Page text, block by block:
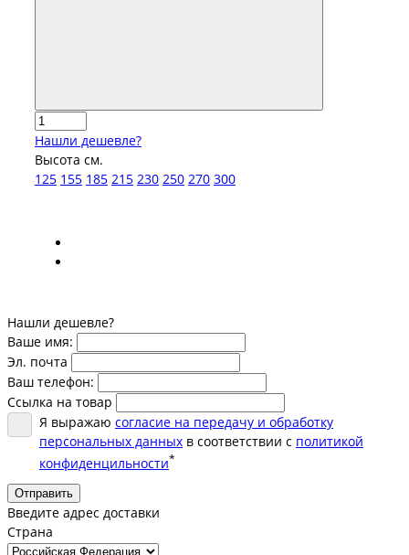
Нашли дешевле?
Высота см.
125 155 185 215 230 250 270 300
Нашли дешевле?
Ваше имя:
Эл. почта
Ваш телефон:
Ссылка на товар
Я выражаю согласие на передачу и обработку
персональных данных в соответствии с политикой
конфиденцильности*
Отправить
Введите адрес доставки
Страна